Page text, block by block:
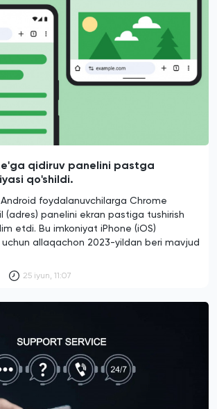
qidiruv panelini pastga
qo'shildi.
foydalanuvchilarga Chrome
(adres) panelini ekran pastiga tushirish
etdi. Bu imkoniyat iPhone (iOS)
allaqachon 2023-yildan beri mavjud
25 iyun, 11:07